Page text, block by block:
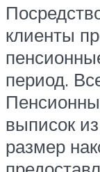
клиенты
период.
выписок
размер